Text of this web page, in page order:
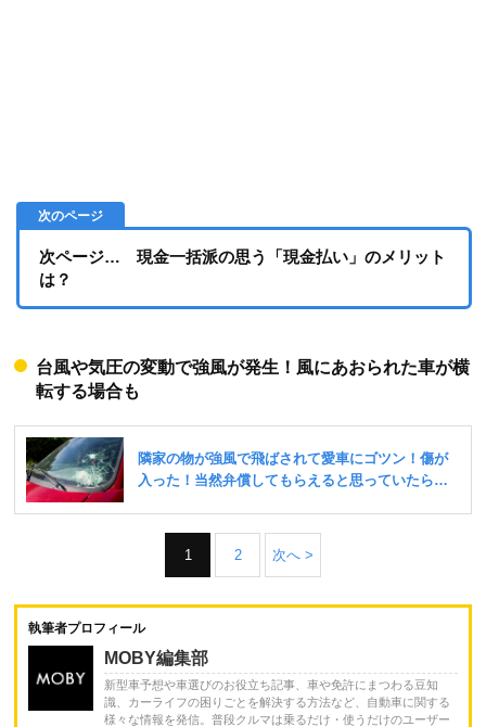
次ページ… 現金一括派の思う「現金払い」のメリット
は？
台風や気圧の変動で強風が発生！風にあおられた車が横
転する場合も
1 2 次へ >
執筆者プロフィール
MOBY編集部
新型車予想や車選びのお役立ち記事、車や免許にまつわる豆知
識、カーライフの困りごとを解決する方法など、自動車に関する
様々な情報を発信。普段クルマは乗るだけ・使うだけのユーザー